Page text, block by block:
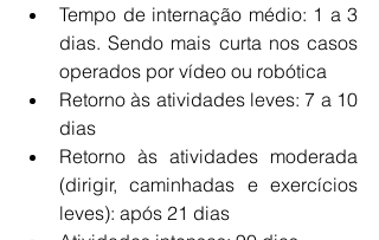
Tempo de internação médio: 1 a 3
dias. Sendo mais curta nos casos
operados por vídeo ou robótica
Retorno às atividades leves: 7 a 10
dias
Retorno às atividades moderada
(dirigir, caminhadas e exercícios
leves): após 21 dias